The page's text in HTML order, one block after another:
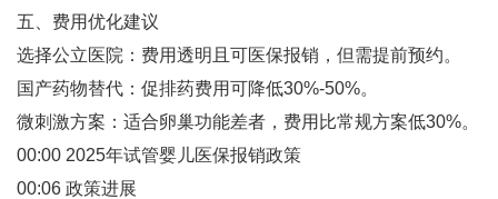
五、费用优化建议
选择公立医院‌：费用透明且可医保报销，但需提前预约‌。
国产药物替代‌：促排药费用可降低30%-50%‌。
微刺激方案‌：适合卵巢功能差者，费用比常规方案低30%‌。
00:00 2025年试管婴儿医保报销政策
00:06 政策进展